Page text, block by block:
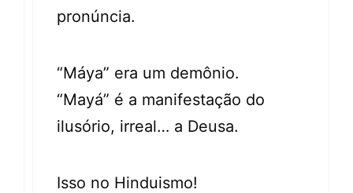
pronúncia.
“Máya” era um demônio.
“Mayá” é a manifestação do
ilusório, irreal… a Deusa.
Isso no Hinduismo!